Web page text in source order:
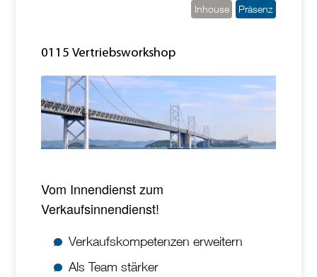
Inhouse Präsenz
0115 Vertriebsworkshop
Vom Innendienst zum
Verkaufsinnendienst!
Verkaufskompetenzen erweitern
Als Team stärker